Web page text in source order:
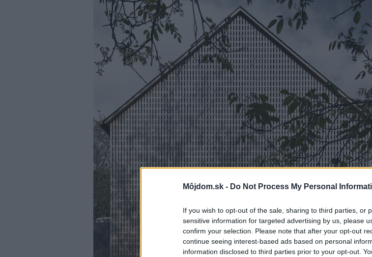
Môjdom.sk - Do Not Process My Personal
If you wish to opt-out of the sale, sharing to third parties, or
sensitive information for targeted advertising by us, please
confirm your selection. Please note that after your opt-out
continue seeing interest-based ads based on personal
information disclosed to third parties prior to your opt-out.